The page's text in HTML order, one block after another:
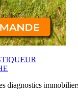
diagnostics